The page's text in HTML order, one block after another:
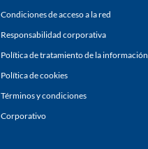
Condiciones de acceso a la red
Responsabilidad corporativa
Política de tratamiento de la información
Política de cookies
Términos y condiciones
Corporativo